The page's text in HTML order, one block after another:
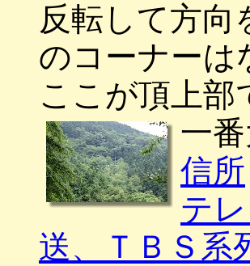
反転して方向
のコーナーは
ここが頂上部
一
信所
テ
送、ＴＢＳ系